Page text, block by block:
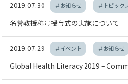
2019.07.30 ＃お知らせ ＃トピック
名誉教授称号授与式の実施について
2019.07.29 ＃イベント ＃お知らせ
Global Health Literacy 2019 –